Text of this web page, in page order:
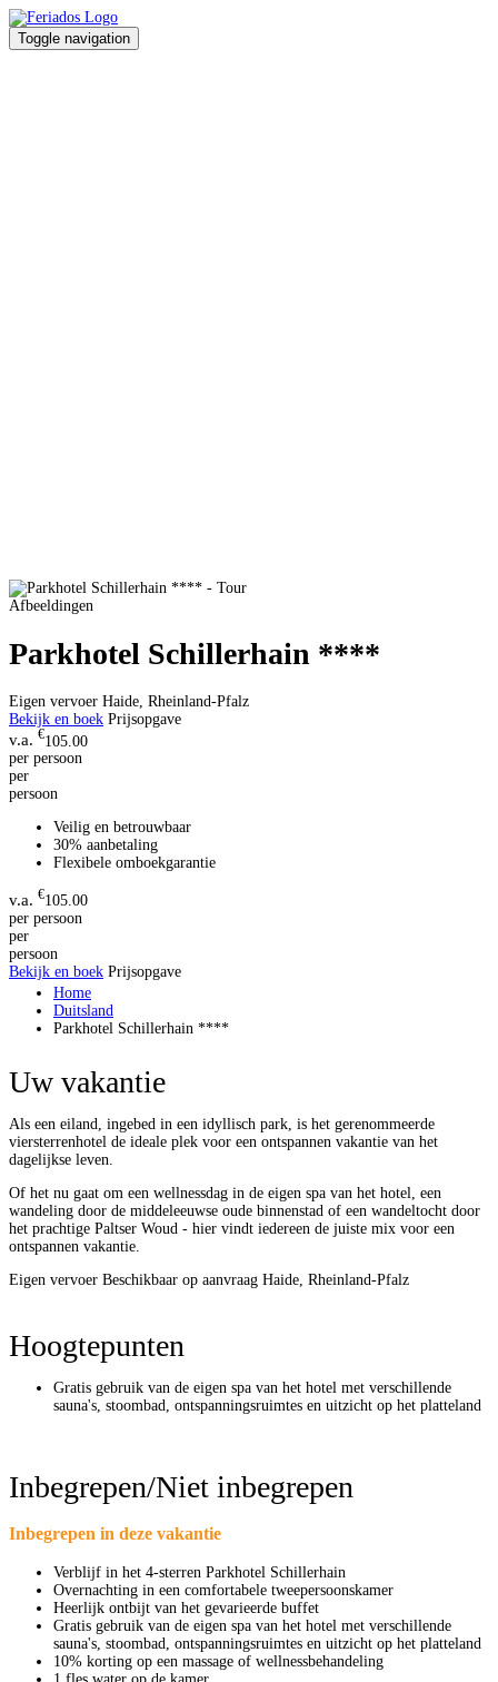
Toggle navigation
Afbeeldingen
Parkhotel Schillerhain ****
Eigen vervoer Haide, Rheinland-Pfalz
Bekijk en boek Prijsopgave
€105.00
per persoon
per
persoon
Veilig en betrouwbaar
30% aanbetaling
Flexibele omboekgarantie
€105.00
per persoon
per
persoon
Bekijk en boek Prijsopgave
Home
Duitsland
Parkhotel Schillerhain ****
Uw vakantie
Als een eiland, ingebed in een idyllisch park, is het gerenommeerde
viersterrenhotel de ideale plek voor een ontspannen vakantie van het
dagelijkse leven.
Of het nu gaat om een ​​wellnessdag in de eigen spa van het hotel, een
wandeling door de middeleeuwse oude binnenstad of een wandeltocht door
het prachtige Paltser Woud - hier vindt iedereen de juiste mix voor een
ontspannen vakantie.
Eigen vervoer Beschikbaar op aanvraag Haide, Rheinland-Pfalz
Hoogtepunten
Gratis gebruik van de eigen spa van het hotel met verschillende
sauna's, stoombad, ontspanningsruimtes en uitzicht op het platteland
Inbegrepen/Niet inbegrepen
Inbegrepen in deze vakantie
Verblijf in het 4-sterren Parkhotel Schillerhain
Overnachting in een comfortabele tweepersoonskamer
Heerlijk ontbijt van het gevarieerde buffet
Gratis gebruik van de eigen spa van het hotel met verschillende
sauna's, stoombad, ontspanningsruimtes en uitzicht op het platteland
​10% korting op een massage of wellnessbehandeling